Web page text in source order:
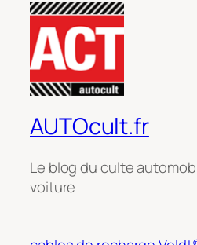
AUTOcult.fr
Le blog du culte
voiture